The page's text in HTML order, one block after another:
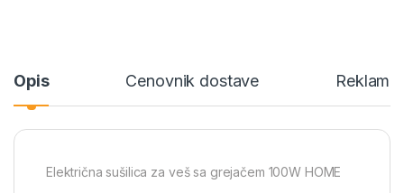
Opis Cenovnik dostave
Električna sušilica za veš sa grejačem 100W HOME